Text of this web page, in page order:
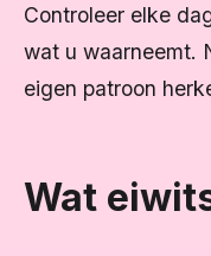
Controleer elke
wat u waarneemt.
eigen patroon
Wat